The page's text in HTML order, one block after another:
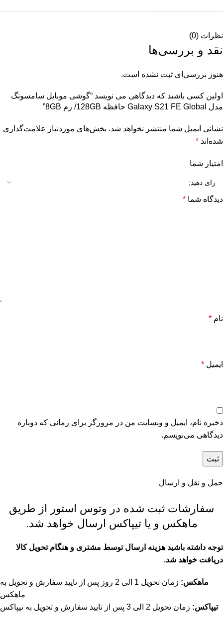
نظرات (0)
نقد و بررسی‌ها
هنوز بررسی‌ای ثبت نشده است.
اولین کسی باشید که دیدگاهی می نویسد “گوشی موبایل سامسونگ
مدل Galaxy S21 FE Global حافظه 128GB/ رم 8GB”
نشانی ایمیل شما منتشر نخواهد شد. بخش‌های موردنیاز علامت‌گذاری
شده‌اند *
امتیاز شما
دیدگاه شما *
نام *
ایمیل *
ذخیره نام، ایمیل و وبسایت من در مرورگر برای زمانی که دوباره
دیدگاهی می‌نویسم.
حمل و نقل و ارسال
سفارشات ثبت شده در وتوس استور از طریق
ماهکس و یا تیپاکس ارسال خواهد شد.
توجه داشته باشید هزینه ارسال توسط مشتری و هنگام تحویل کالا
دریافت خواهد شد.
ماهکس:
زمان تحویل 1 الی 2 روز پس از تایید سفارش و تحویل به
ماهکس
تیپاکس: زمان تحویل 2 الی 3 پس از تایید سفارش و تحویل به تیپاکس